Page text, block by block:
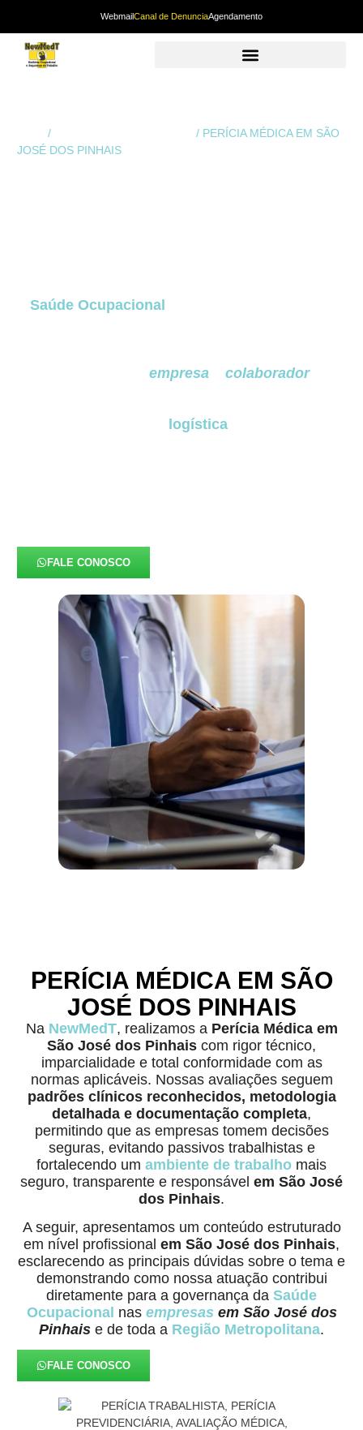
WebmailCanal de DenunciaAgendamento
/
/ PERÍCIA MÉDICA EM SÃO
JOSÉ DOS PINHAIS
Saúde Ocupacional
empresa colaborador.
logística,
FALE CONOSCO
PERÍCIA MÉDICA EM SÃO
JOSÉ DOS PINHAIS
Na NewMedT, realizamos a Perícia Médica em
São José dos Pinhais com rigor técnico,
imparcialidade e total conformidade com as
normas aplicáveis. Nossas avaliações seguem
padrões clínicos reconhecidos, metodologia
detalhada e documentação completa,
permitindo que as empresas tomem decisões
seguras, evitando passivos trabalhistas e
fortalecendo um ambiente de trabalho mais
seguro, transparente e responsável em São José
dos Pinhais.
A seguir, apresentamos um conteúdo estruturado
em nível profissional em São José dos Pinhais,
esclarecendo as principais dúvidas sobre o tema e
demonstrando como nossa atuação contribui
diretamente para a governança da Saúde
Ocupacional nas empresas em São José dos
Pinhais e de toda a Região Metropolitana.
FALE CONOSCO